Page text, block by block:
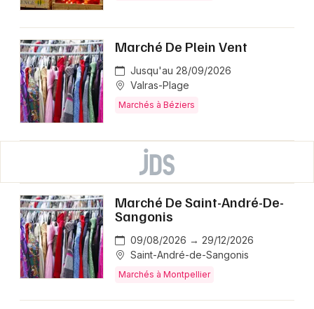
Marché De Plein Vent
Jusqu'au 28/09/2026
Valras-Plage
Marchés à Béziers
Marché De Saint-André-De-
Sangonis
09/08/2026 → 29/12/2026
Saint-André-de-Sangonis
Marchés à Montpellier